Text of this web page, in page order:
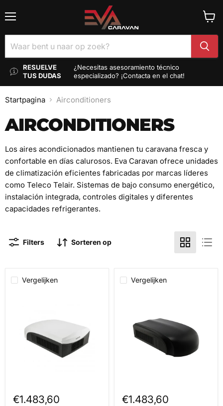
RESUELVE
TUS DUDAS
¿Necesitas asesoramiento técnico
especializado? ¡Contacta en el chat!
Startpagina Airconditioners
AIRCONDITIONERS
Los aires acondicionados mantienen tu caravana fresca y
confortable en días calurosos. Eva Caravan ofrece unidades
de climatización eficientes fabricadas por marcas líderes
como Teleco Telair. Sistemas de bajo consumo energético,
instalación integrada, controles digitales y diferentes
capacidades refrigerantes.
Filters Sorteren op
Vergelijken
2500
€1.483,60
Vergelijken
RTA
2500
€1.483,60